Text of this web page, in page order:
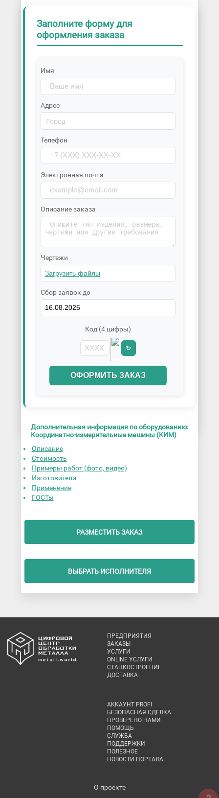
Заполните форму для
оформления заказа
Имя
Адрес
Телефон
Электронная почта
Описание заказа
Чертежи
Сбор заявок до
Код (4 цифры)
↻
ОФОРМИТЬ ЗАКАЗ
Дополнительная информация по оборудованию:
Координатно-измерительные машины (КИМ)
Описание
Стоимость
Примеры работ (фото, видео)
Изготовители
Применение
ГОСТы
РАЗМЕСТИТЬ ЗАКАЗ
ВЫБРАТЬ ИСПОЛНИТЕЛЯ
ПРЕДПРИЯТИЯ
ЗАКАЗЫ
УСЛУГИ
ONLINE УСЛУГИ
СТАНКОСТРОЕНИЕ
ДОСТАВКА
АККАУНТ PROFI
БЕЗОПАСНАЯ СДЕЛКА
ПРОВЕРЕНО НАМИ
ПОМОЩЬ
СЛУЖБА
ПОДДЕРЖКИ
ПОЛЕЗНОЕ
НОВОСТИ ПОРТАЛА
О проекте